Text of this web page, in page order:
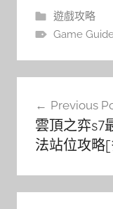
遊戲攻略
Game
Previous
雲頂之弈s7
法站位攻略